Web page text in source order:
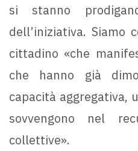
si stanno
dell’iniziativa. Siamo
cittadino «che
che hanno già
capacità aggregativa,
sovvengono nel
collettive».